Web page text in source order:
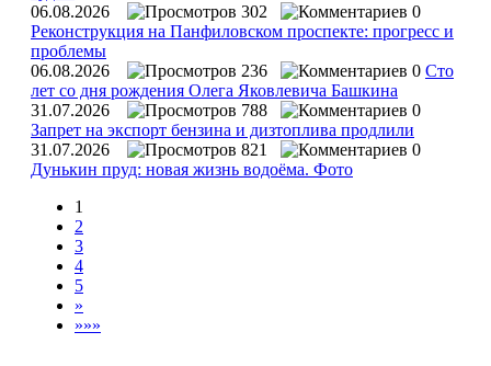
06.08.2026
302
0
Реконструкция на Панфиловском проспекте: прогресс и
проблемы
06.08.2026
236 0 Сто
лет со дня рождения Олега Яковлевича Башкина
31.07.2026
788
0
Запрет на экспорт бензина и дизтоплива продлили
31.07.2026
821
0
Дунькин пруд: новая жизнь водоёма. Фото
1
2
3
4
5
»
»»»